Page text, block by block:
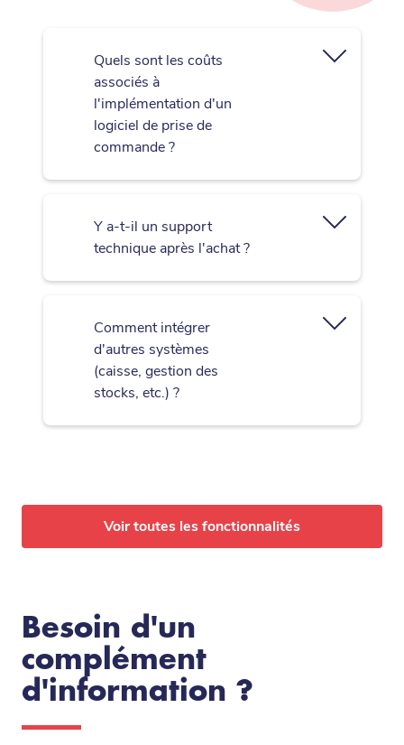
Quels sont les coûts
associés à
l'implémentation d'un
logiciel de prise de
commande ?
Y a-t-il un support
technique après l'achat ?
Comment intégrer
d'autres systèmes
(caisse, gestion des
stocks, etc.) ?
Voir toutes les fonctionnalités
Besoin d'un
complément
d'information ?